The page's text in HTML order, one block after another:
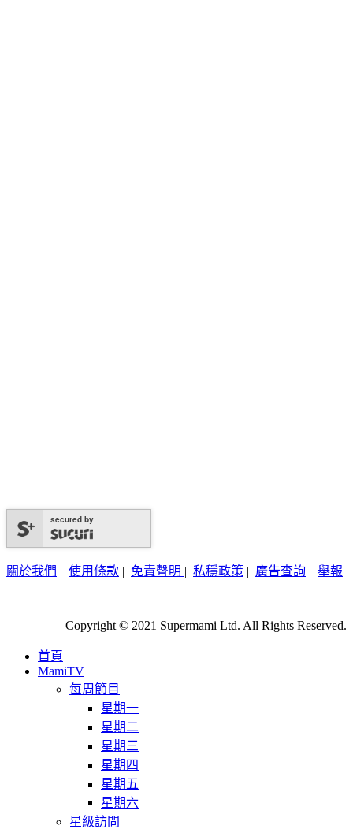
secured by
關於我們 | 使用條款 | 免責聲明 | 私穩政策 | 廣告查詢 | 舉報
Copyright © 2021 Supermami Ltd. All Rights Reserved.
首頁
MamiTV
每周節目
星期一
星期二
星期三
星期四
星期五
星期六
星級訪問